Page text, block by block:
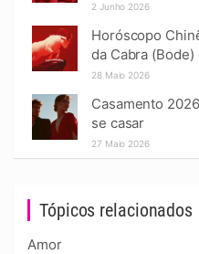
Tópicos relacionados
Amor
2 Junho 2026
Horóscopo
da Cabra (Bode)
28 Maio 2026
Casamento
se casar
27 Maio 2026